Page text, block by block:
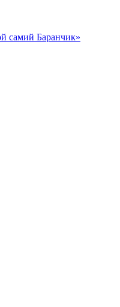
самий Баранчик»